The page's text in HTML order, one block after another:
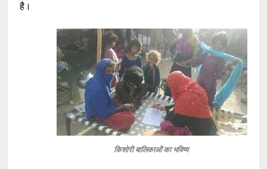
है।
किशोरी बालिकाओं का भविष्य